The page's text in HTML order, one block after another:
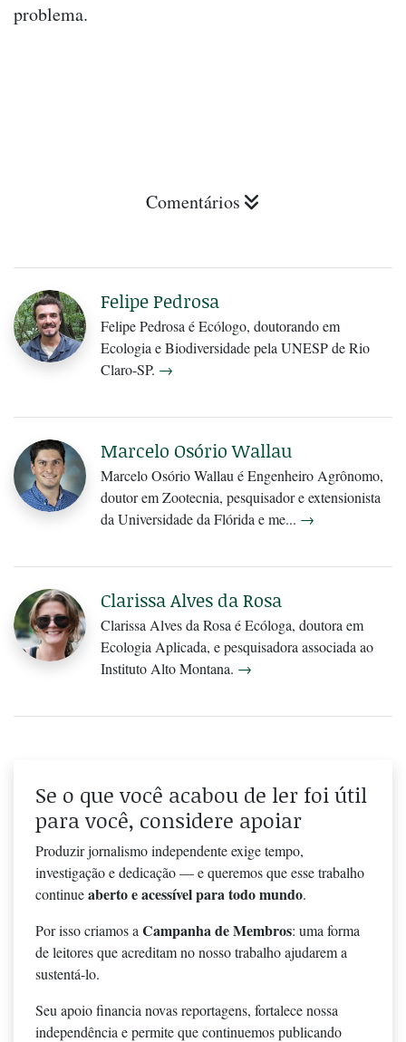
problema.
Comentários
Felipe Pedrosa
Felipe Pedrosa é Ecólogo, doutorando em
Ecologia e Biodiversidade pela UNESP de Rio
Claro-SP. →
Marcelo Osório Wallau
Marcelo Osório Wallau é Engenheiro Agrônomo,
doutor em Zootecnia, pesquisador e extensionista
da Universidade da Flórida e me... →
Clarissa Alves da Rosa
Clarissa Alves da Rosa é Ecóloga, doutora em
Ecologia Aplicada, e pesquisadora associada ao
Instituto Alto Montana. →
Se o que você acabou de ler foi útil
para você, considere apoiar
Produzir jornalismo independente exige tempo,
investigação e dedicação — e queremos que esse trabalho
continueaberto e acessível para todo mundo.
Por isso criamos a Campanha de Membros: uma forma
de leitores que acreditam no nosso trabalho ajudarem a
sustentá-lo.
Seu apoio financia novas reportagens, fortalece nossa
independência e permite que continuemos publicando